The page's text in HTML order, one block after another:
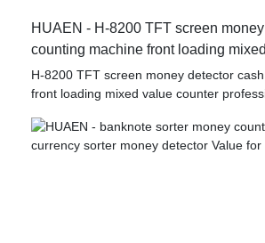
HUAEN - H-8200 TFT screen
counting machine front loading
professional money counter best
H-8200 TFT screen money detector
front loading mixed value counter
manufacturing technology and exquisite
craftsmanship, reliable performance, high